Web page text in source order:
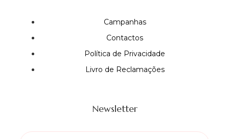
Campanhas
Contactos
Política de Privacidade
Livro de Reclamações
Newsletter